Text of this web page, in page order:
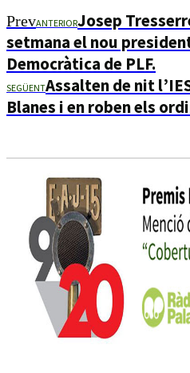
PrevANTERIORJosep
setmana el nou
Democràtica de PLF.
SEGÜENTAssalten de nit
Blanes i en roben els